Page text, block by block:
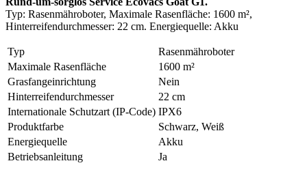
Typ: Rasenmähroboter, Maximale Rasenfläche: 1600 m²,
Hinterreifendurchmesser: 22 cm. Energiequelle: Akku
Typ
Rasenmähroboter
Maximale Rasenfläche
1600 m²
Grasfangeinrichtung
Nein
Hinterreifendurchmesser
22 cm
Internationale Schutzart (IP-Code) IPX6
Produktfarbe
Schwarz, Weiß
Energiequelle
Akku
Betriebsanleitung
Ja